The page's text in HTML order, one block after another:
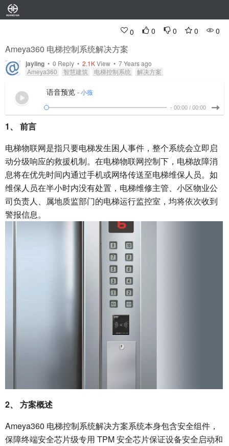
0 0 0 0 0
Ameya360 电梯控制系统解决方案
jayling • 0 Reply • 2.1KView • 7 Years ago
Ameya360
智慧建筑 电梯控制系统 解决方案
语音预览 - 小薇
- 00:00 / 00:00
1、 前言
电梯物联网是指只要电梯发生困人事件，整个系统会立即启
动分级响应的救援机制。在电梯物联网控制下，电梯故障消
息将在优先时间内通过手机或网络传送至电梯维保人员。如
维保人员在半小时内没有处置，电梯维修主管、小区物业公
司负责人、属地质监部门的电梯运行监控室，均将依次收到
警报信息。
2、 方案概述
Ameya360 电梯控制系统解决方案系统本身包含安全组件，
保障终端安全芯片级专用 TPM 安全芯片保证设备安全启动和